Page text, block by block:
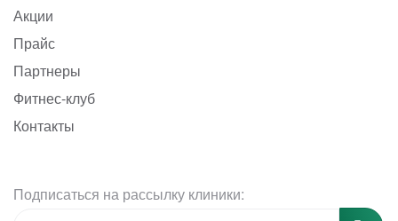
Акции
Прайс
Партнеры
Фитнес-клуб
Контакты
Подписаться на рассылку клиники: